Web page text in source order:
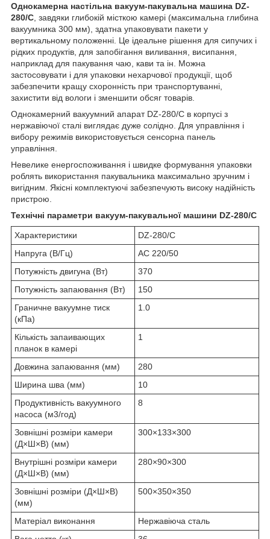
Однокамерна настільна вакуум-пакувальна машина DZ-
280/C , завдяки глибокій місткою камері (максимальна глибина
вакуумника 300 мм), здатна упаковувати пакети у
вертикальному положенні. Це ідеальне рішення для сипучих і
рідких продуктів, для запобігання виливання, висипання,
наприклад для пакування чаю, кави та ін. Можна
застосовувати і для упаковки нехарчової продукції, щоб
забезпечити кращу схоронність при транспортуванні,
захистити від вологи і зменшити обсяг товарів.
Однокамерний вакуумний апарат DZ-280/C в корпусі з
нержавіючої сталі виглядає дуже солідно. Для управління і
вибору режимів використовується сенсорна панель
управління.
Невелике енергоспоживання і швидке формування упаковки
роблять використання пакувальника максимально зручним і
вигідним. Якісні комплектуючі забезпечують високу надійність
пристрою.
Технічні параметри вакуум-пакувальної машини DZ-280/C
Характеристики
DZ-280/C
Напруга (В/Гц)
AC 220/50
Потужність двигуна (Вт)
370
Потужність запаювання (Вт)
150
Граничне вакуумне тиск
(кПа)
1.0
Кількість запаивающих
планок в камері
1
Довжина запаювання (мм)
280
Ширина шва (мм)
10
Продуктивність вакуумного
насоса (м3/год)
8
Зовнішні розміри камери
(Д×Ш×В) (мм)
300×133×300
Внутрішні розміри камери
(Д×Ш×В) (мм)
280×90×300
Зовнішні розміри (Д×Ш×В)
(мм)
500×350×350
Матеріал виконання
Нержавіюча сталь